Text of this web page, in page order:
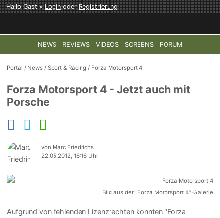
Hallo Gast »LoginoderRegistrierung
NEWS REVIEWS VIDEOS SCREENS FORUM
TOP-THEMEN: COD: MODERN WARFARE 4 HALO:
Portal / News /Sport & Racing / Forza Motorsport 4
Forza Motorsport 4 - Jetzt auch mit
Porsche
von Marc Friedrichs
22.05.2012, 16:16 Uhr
Bild aus der "Forza Motorsport 4"-Galerie
Aufgrund von fehlenden Lizenzrechten konnten "Forza